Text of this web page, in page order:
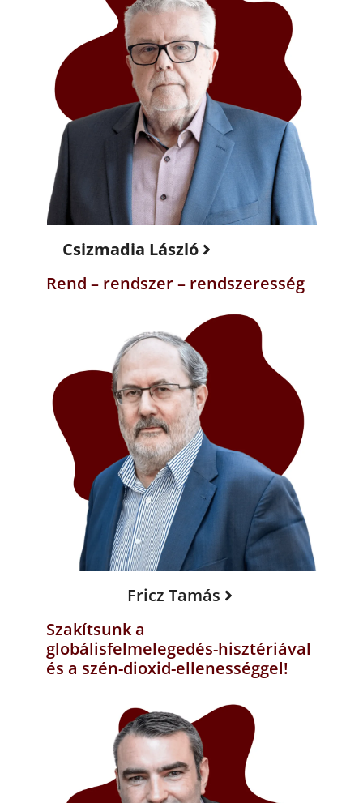
Csizmadia László
Rend – rendszer – rendszeresség
Fricz Tamás
Szakítsunk a
globálisfelmelegedés-hisztériával
és a szén-dioxid-ellenességgel!